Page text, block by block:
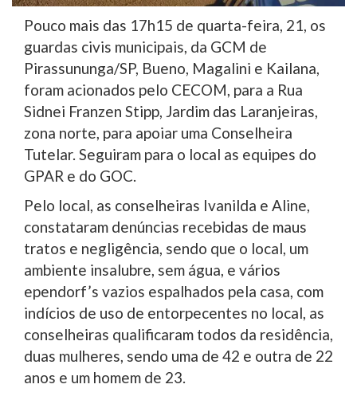
Pouco mais das 17h15 de quarta-feira, 21, os
guardas civis municipais, da GCM de
Pirassununga/SP, Bueno, Magalini e Kailana,
foram acionados pelo CECOM, para a Rua
Sidnei Franzen Stipp, Jardim das Laranjeiras,
zona norte, para apoiar uma Conselheira
Tutelar. Seguiram para o local as equipes do
GPAR e do GOC.
Pelo local, as conselheiras Ivanilda e Aline,
constataram denúncias recebidas de maus
tratos e negligência, sendo que o local, um
ambiente insalubre, sem água, e vários
ependorf’s vazios espalhados pela casa, com
indícios de uso de entorpecentes no local, as
conselheiras qualificaram todos da residência,
duas mulheres, sendo uma de 42 e outra de 22
anos e um homem de 23.